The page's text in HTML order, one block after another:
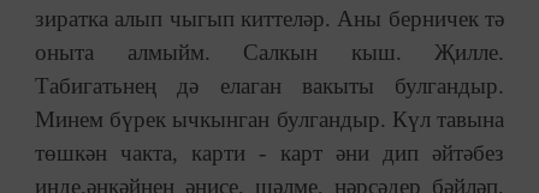
зиратка алып чыгып киттеләр. Аны берничек тә
оныта алмыйм. Салкын кыш. Җилле.
Табигатьнең дә елаган вакыты булгандыр.
Минем бүрек ычкынган булгандыр. Күл тавына
төшкән чакта, карти - карт әни дип әйтәбез
инде,әнкәйнең әнисе, шәлме, нәрсәдер бәйләп,